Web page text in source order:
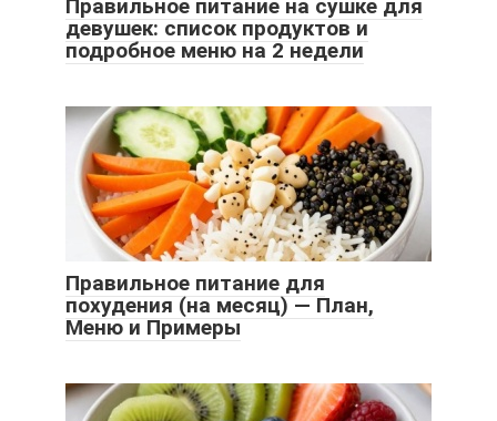
Правильное питание на сушке для
девушек: список продуктов и
подробное меню на 2 недели
Правильное питание для
похудения (на месяц) — План,
Меню и Примеры